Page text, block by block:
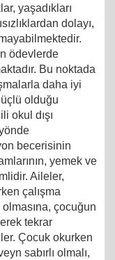
yaşadıkları
dolayı,
ödevlerde
Bu noktada
daha iyi
olduğu
okul dışı
becerisinin
yemek ve
Aileler,
çalışma
çocuğun
tekrar
Çocuk okurken
sabırlı olmalı,